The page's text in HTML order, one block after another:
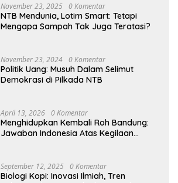
November 23, 2025 0 Komentar
NTB Mendunia, Lotim Smart: Tetapi
Mengapa Sampah Tak Juga Teratasi?
November 23, 2024 0 Komentar
Politik Uang: Musuh Dalam Selimut
Demokrasi di Pilkada NTB
April 13, 2026 0 Komentar
Menghidupkan Kembali Roh Bandung:
Jawaban Indonesia Atas Kegilaan
September 12, 2025 0 Komentar
Biologi Kopi: Inovasi Ilmiah, Tren